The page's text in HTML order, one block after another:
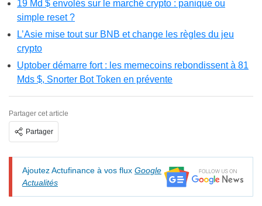
19 Md $ envolés sur le marché crypto : panique ou
simple reset ?
L’Asie mise tout sur BNB et change les règles du jeu
crypto
Uptober démarre fort : les memecoins rebondissent à 81
Mds $, Snorter Bot Token en prévente
Partager cet article
Partager
Ajoutez Actufinance à vos flux Google
Actualités